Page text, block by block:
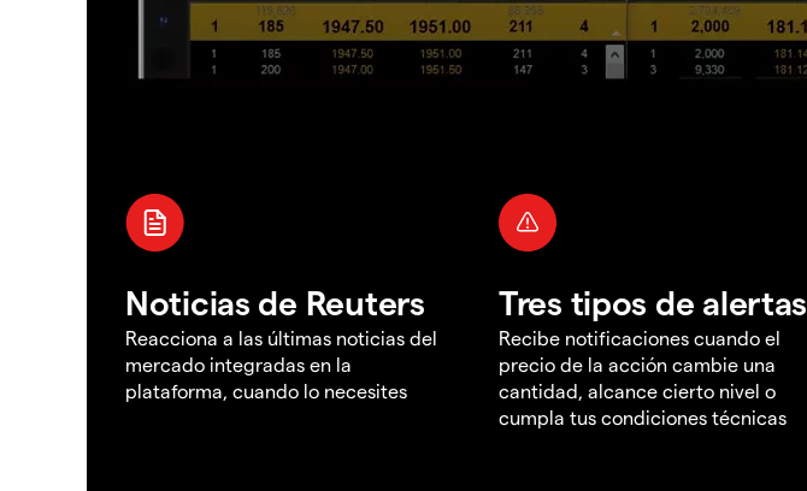
Noticias de Reuters
Reacciona a las últimas noticias del
mercado integradas en la
plataforma, cuando lo necesites
Tres tipos de alertas
Recibe notificaciones cuando el
precio de la acción cambie una
cantidad, alcance cierto nivel o
cumpla tus condiciones técnicas